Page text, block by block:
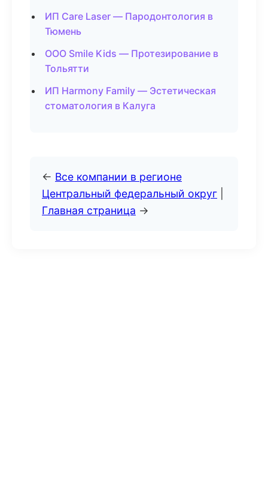
ИП Care Laser — Пародонтология в
Тюмень
ООО Smile Kids — Протезирование в
Тольятти
ИП Harmony Family — Эстетическая
стоматология в Калуга
← Все компании в регионе
Центральный федеральный округ
Главная страница →